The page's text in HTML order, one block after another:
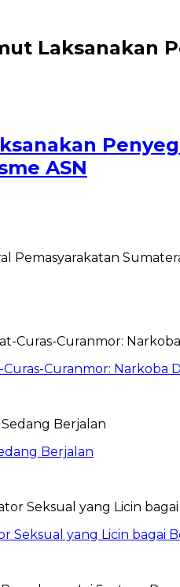
Laksanakan
ASN
Pemasyarakatan
Curanmor: Narkoba
Berjalan
Seksual yang Licin bagai